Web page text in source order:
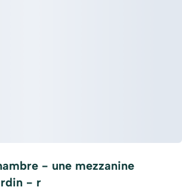
- une mezzanine
- r